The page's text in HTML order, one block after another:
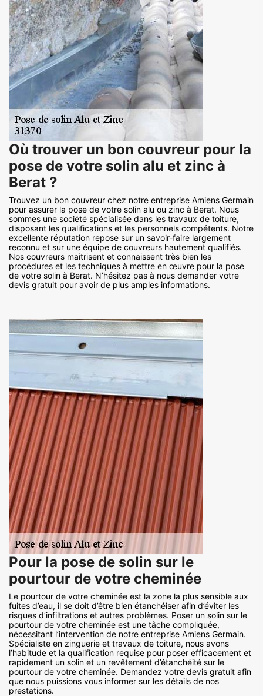
Où trouver un bon couvreur pour la
pose de votre solin alu et zinc à
Berat ?
Trouvez un bon couvreur chez notre entreprise Amiens Germain
pour assurer la pose de votre solin alu ou zinc à Berat. Nous
sommes une société spécialisée dans les travaux de toiture,
disposant les qualifications et les personnels compétents. Notre
excellente réputation repose sur un savoir-faire largement
reconnu et sur une équipe de couvreurs hautement qualifiés.
Nos couvreurs maitrisent et connaissent très bien les
procédures et les techniques à mettre en œuvre pour la pose
de votre solin à Berat. N’hésitez pas à nous demander votre
devis gratuit pour avoir de plus amples informations.
Pour la pose de solin sur le
pourtour de votre cheminée
Le pourtour de votre cheminée est la zone la plus sensible aux
fuites d’eau, il se doit d’être bien étanchéiser afin d’éviter les
risques d’infiltrations et autres problèmes. Poser un solin sur le
pourtour de votre cheminée est une tâche compliquée,
nécessitant l’intervention de notre entreprise Amiens Germain.
Spécialiste en zinguerie et travaux de toiture, nous avons
l’habitude et la qualification requise pour poser efficacement et
rapidement un solin et un revêtement d’étanchéité sur le
pourtour de votre cheminée. Demandez votre devis gratuit afin
que nous puissions vous informer sur les détails de nos
prestations.